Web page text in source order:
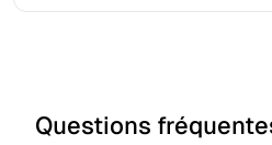
Questions